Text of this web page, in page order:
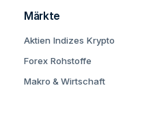
Märkte
Aktien Indizes Krypto
Forex Rohstoffe
Makro & Wirtschaft